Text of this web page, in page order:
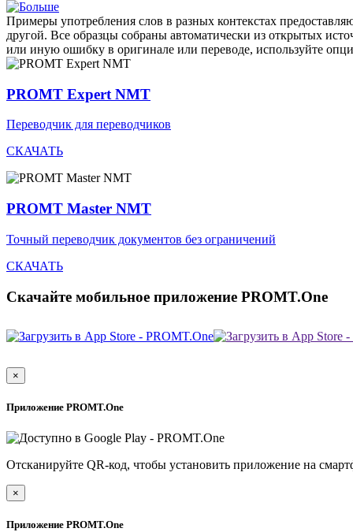
Примеры употребления слов в разных контекстах
другой. Все образцы собраны автоматически из открытых
или иную ошибку в оригинале или переводе, используйте
PROMT Expert NMT
Переводчик для переводчиков
СКАЧАТЬ
PROMT Master NMT
Точный переводчик документов без ограничений
СКАЧАТЬ
Скачайте мобильное приложение PROMT.One
×
Приложение PROMT.One
Отсканируйте QR-код, чтобы установить приложение на
×
Приложение PROMT.One